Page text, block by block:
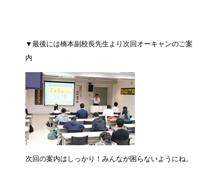
▼最後には橋本副校長先生より次回オーキャンのご案
内
次回の案内はしっかり！みんなが困らないようにね。